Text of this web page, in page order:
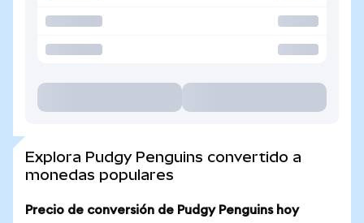
Explora Pudgy Penguins convertido a
monedas populares
Precio de conversión de Pudgy Penguins hoy